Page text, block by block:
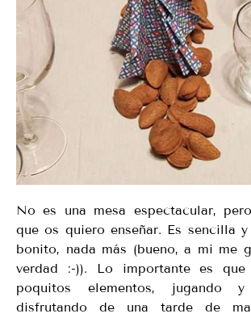
No es una mesa espectacular,
que os quiero enseñar. Es sencilla
bonito, nada más (bueno, a mi me
verdad :-)). Lo importante es que
poquitos elementos, jugando
disfrutando de una tarde de